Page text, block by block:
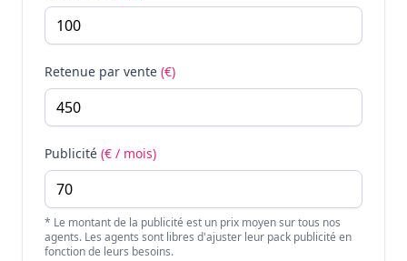
Retenue par vente (€)
Publicité (€ / mois)
* Le montant de la publicité est un prix moyen sur tous nos
agents. Les agents sont libres d'ajuster leur pack publicité en
fonction de leurs besoins.